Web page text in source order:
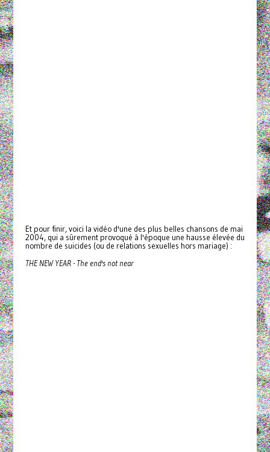
Et pour finir, voici la vidéo d'une des plus belles chansons de mai
2004, qui a sûrement provoqué à l'époque une hausse élevée du
nombre de suicides (ou de relations sexuelles hors mariage) :
THE NEW YEAR - The end's not near